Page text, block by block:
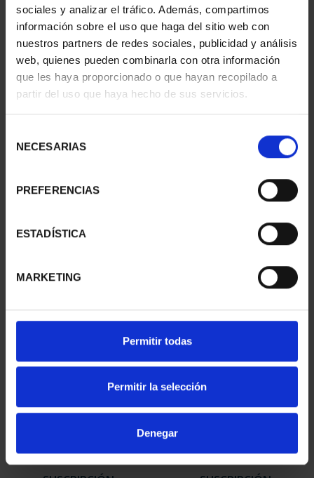
sociales y analizar el tráfico. Además, compartimos
información sobre el uso que haga del sitio web con
nuestros partners de redes sociales, publicidad y análisis
web, quienes pueden combinarla con otra información
que les haya proporcionado o que hayan recopilado a
partir del uso que haya hecho de sus servicios.
NECESARIAS
PREFERENCIAS
ESTADÍSTICA
MARKETING
Permitir todas
Permitir la selección
Denegar
III - TOLEDO
SUSCRIPCIÓN
CAPITALES DE
PROVINCIA 1
949,00 €
Sólo para usuarios